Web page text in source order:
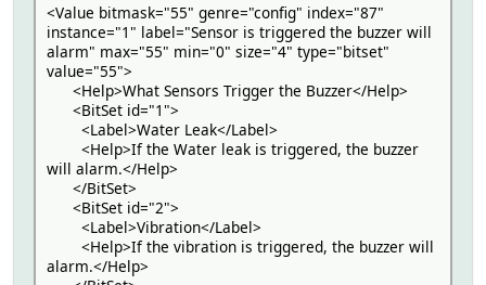
<Value bitmask="55" genre="config" index="87"
instance="1" label="Sensor is triggered the buzzer will
alarm" max="55" min="0" size="4" type="bitset"
value="55">
<Help>What Sensors Trigger the Buzzer</Help>
<BitSet id="1">
<Label>Water Leak</Label>
<Help>If the Water leak is triggered, the buzzer
will alarm.</Help>
</BitSet>
<BitSet id="2">
<Label>Vibration</Label>
<Help>If the vibration is triggered, the buzzer will
alarm.</Help>